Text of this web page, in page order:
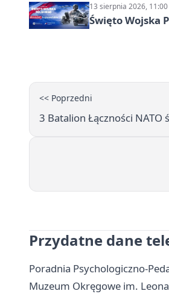
13 sierpnia 2026, 11:00
Święto Wojska
<< Poprzedni
3 Batalion Łączności
Przydatne dane
Poradnia Psychologiczno-
Muzeum Okręgowe im.